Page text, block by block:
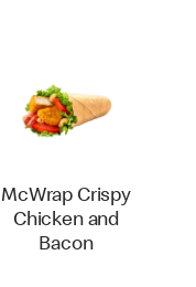
McWrap Crispy
Chicken and
Bacon